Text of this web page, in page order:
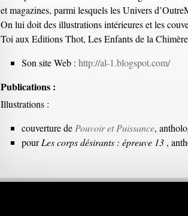
et magazines, parmi lesquels les Univers
On lui doit des illustrations intérieures et les
Toi aux Editions Thot, Les Enfants de la
Son site Web : http://al-1.blogspot.com/
Publications :
Illustrations :
couverture de Pouvoir et Puissance,
pourLes corps désirants : épreuve 13 ,